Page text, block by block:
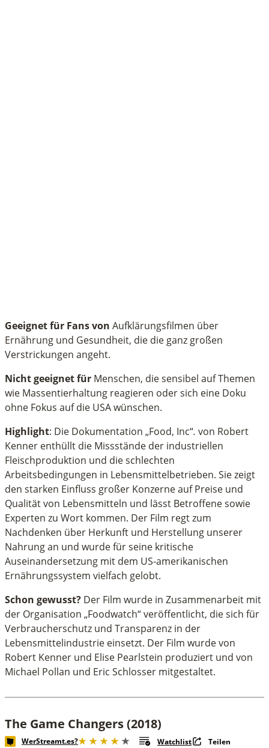
Geeignet für Fans von Aufklärungsfilmen über
Ernährung und Gesundheit, die die ganz großen
Verstrickungen angeht.
Nicht geeignet für Menschen, die sensibel auf Themen
wie Massentierhaltung reagieren oder sich eine Doku
ohne Fokus auf die USA wünschen.
Highlight: Die Dokumentation „Food, Inc“. von Robert
Kenner enthüllt die Missstände der industriellen
Fleischproduktion und die schlechten
Arbeitsbedingungen in Lebensmittelbetrieben. Sie zeigt
den starken Einfluss großer Konzerne auf Preise und
Qualität von Lebensmitteln und lässt Betroffene sowie
Experten zu Wort kommen. Der Film regt zum
Nachdenken über Herkunft und Herstellung unserer
Nahrung an und wurde für seine kritische
Auseinandersetzung mit dem US-amerikanischen
Ernährungssystem vielfach gelobt.
Schon gewusst? Der Film wurde in Zusammenarbeit mit
der Organisation „Foodwatch“ veröffentlicht, die sich für
Verbraucherschutz und Transparenz in der
Lebensmittelindustrie einsetzt. Der Film wurde von
Robert Kenner und Elise Pearlstein produziert und von
Michael Pollan und Eric Schlosser mitgestaltet.
The Game Changers (2018)
WerStreamt.es? Watchlist Teilen